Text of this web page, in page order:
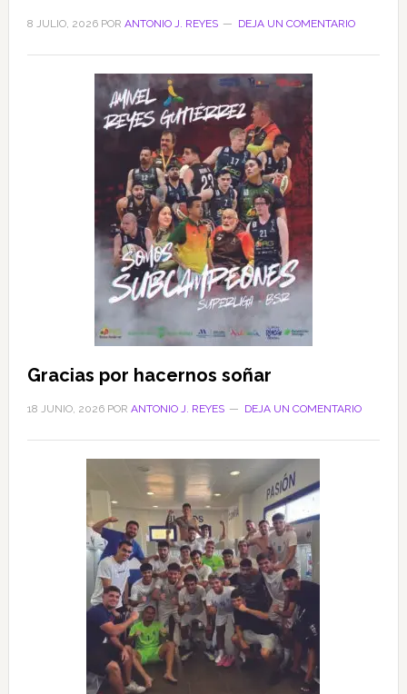
8 JULIO, 2026POR ANTONIO J. REYES DEJA UN COMENTARIO
Gracias por hacernos soñar
18 JUNIO, 2026POR ANTONIO J. REYES DEJA UN COMENTARIO